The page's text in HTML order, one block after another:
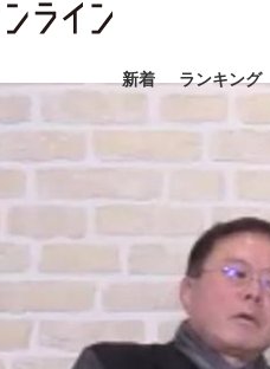
新着 ランキング
おすす
#藤田晋
#玉木雄